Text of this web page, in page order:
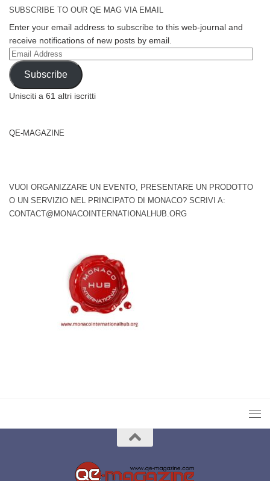
SUBSCRIBE TO OUR QE MAG VIA EMAIL
Enter your email address to subscribe to this web-journal and
receive notifications of new posts by email.
Email
Address
Subscribe
Unisciti a 61 altri iscritti
QE-MAGAZINE
VUOI ORGANIZZARE UN EVENTO, PRESENTARE UN PRODOTTO
O UN SERVIZIO NEL PRINCIPATO DI MONACO? SCRIVI A:
CONTACT@MONACOINTERNATIONALHUB.ORG